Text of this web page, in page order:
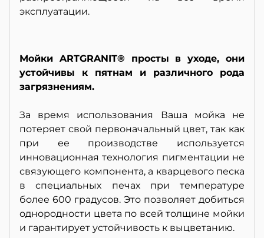
эксплуатации.
Мойки ARTGRANIT® просты в уходе, они
устойчивы к пятнам и различного рода
загрязнениям.
За время использования Ваша мойка не
потеряет свой первоначальный цвет, так как
при ее производстве используется
инновационная технология пигментации не
связующего компонента, а кварцевого песка
в специальных печах при температуре
более 600 градусов. Это позволяет добиться
однородности цвета по всей толщине мойки
и гарантирует устойчивость к выцветанию.